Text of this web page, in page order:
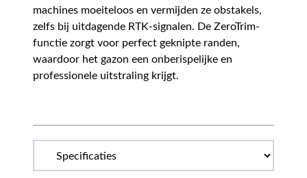
machines moeiteloos en vermijden ze obstakels,
zelfs bij uitdagende RTK-signalen. De ZeroTrim-
functie zorgt voor perfect geknipte randen,
waardoor het gazon een onberispelijke en
professionele uitstraling krijgt.